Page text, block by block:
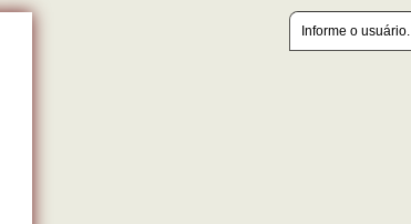
Informe o usuário.